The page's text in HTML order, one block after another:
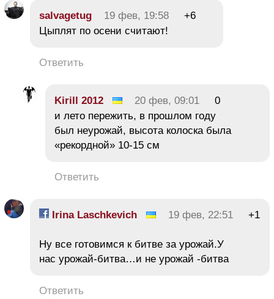
salvagetug 19 фев, 19:58
+6
Цыплят по осени считают!
Ответить
Kirill 2012 20 фев, 09:01
0
и лето пережить, в прошлом году
был неурожай, высота колоска была
«рекордной» 10-15 см
Ответить
Irina Laschkevich 19 фев, 22:51 +1
Ну все готовимся к битве за урожай.У
нас урожай-битва…и не урожай -битва
Ответить